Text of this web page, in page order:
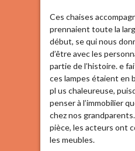
Ces chaises
prennaient toute la
début, se qui nous
d’être avec les
partie de l’histoire. e
ces lampes étaient en
pl us chaleureuse,
penser à l’immobilier
chez nos
pièce, les acteurs ont
les meubles.